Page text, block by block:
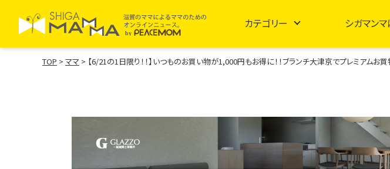
カテゴリー シガマン
TOP > ママ > 【6/21の1日限り！！】いつものお買い物が1,000円もお得に！！ブランチ大津京でプレミアム